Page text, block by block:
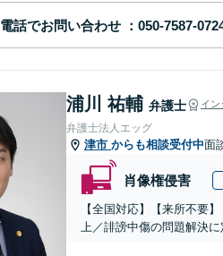
電話でお問い合わせ
浦川 祐輔 弁護士 イン
弁護士法人エッグ
津市 からも相談受付中面
肖像権侵害
【全国対応】【来所不要
上／誹謗中傷の問題解決